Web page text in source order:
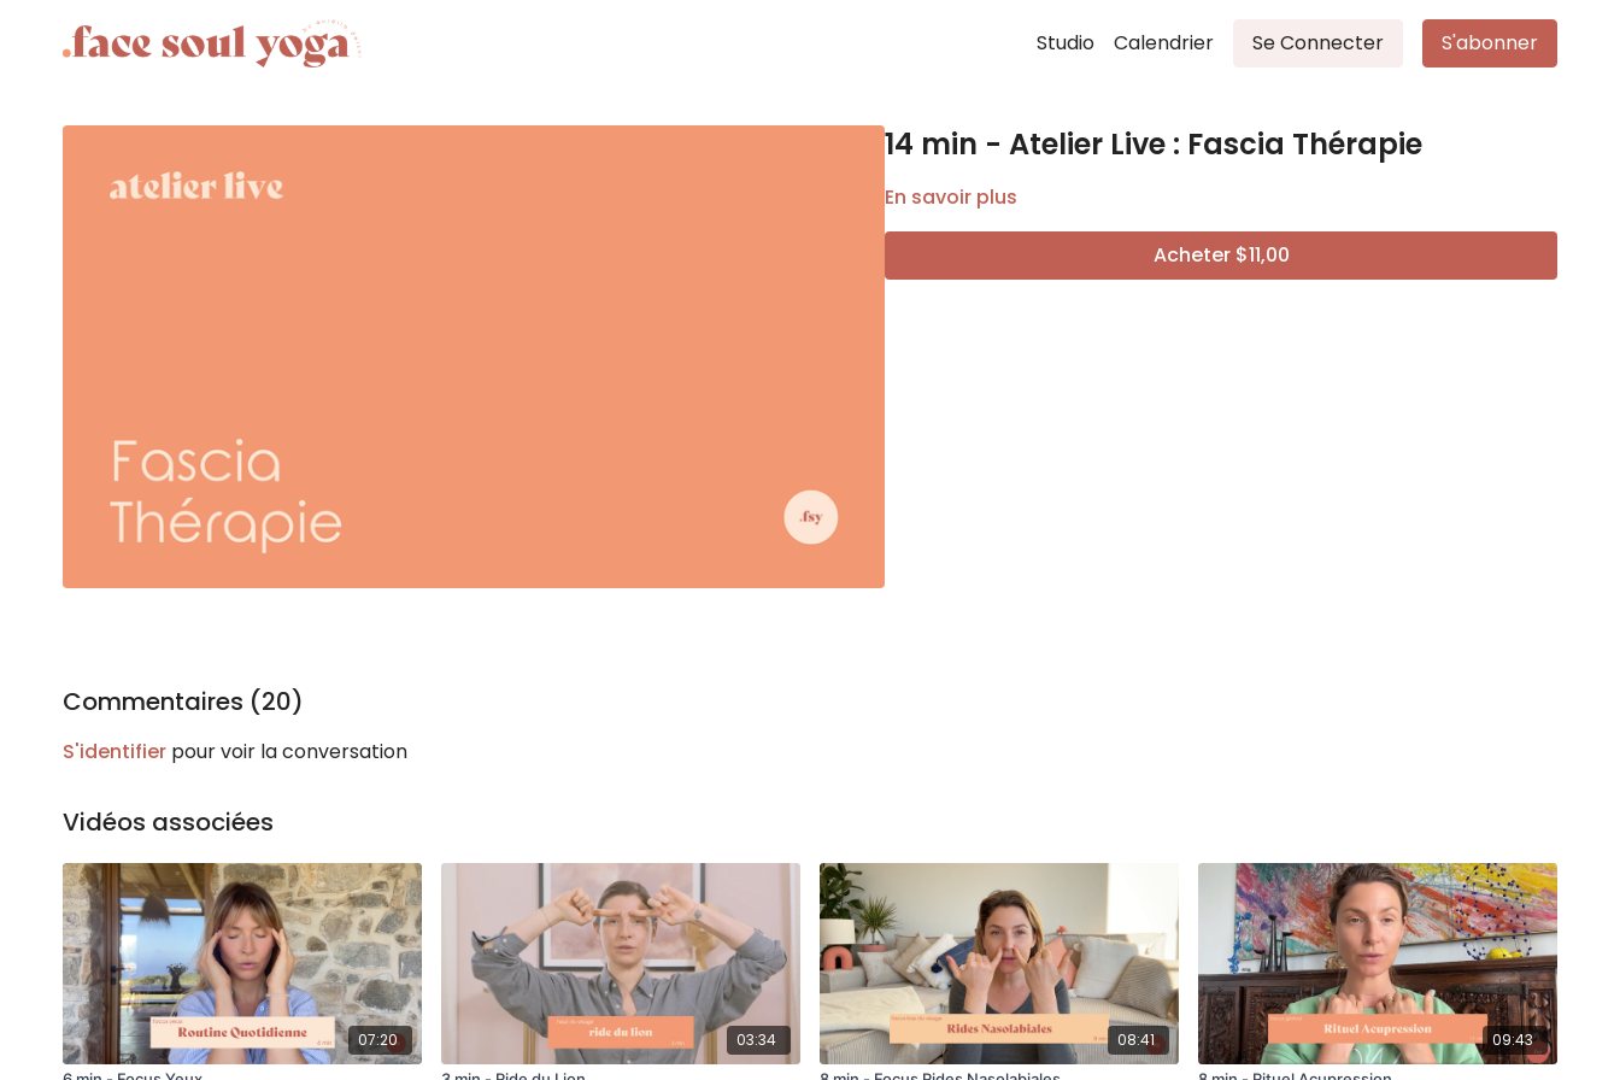
Studio Calendrier Se Connecter S'abonner
14 min - Atelier Live : Fascia Thérapie
En savoir plus
Acheter $11,00
Commentaires (20)
S'identifier pour voir la conversation
Vidéos associées
07:20 03:34 08:41 09:43